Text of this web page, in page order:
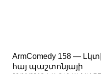
ArmComedy 158 —
հայ պաշտոնյայի